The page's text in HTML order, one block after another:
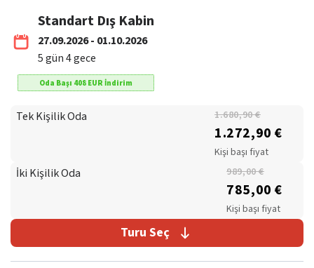
Standart Dış Kabin
27.09.2026 - 01.10.2026
5gün4gece
Oda Başı 408 EUR İndirim
Tek Kişilik Oda 1.680,90 €
1.272,90 €
Kişi başı fiyat
İki Kişilik Oda 989,00 €
785,00 €
Kişi başı fiyat
Turu Seç